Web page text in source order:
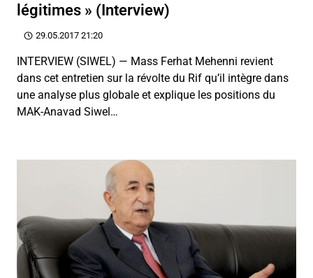
légitimes » (Interview)
29.05.2017 21:20
INTERVIEW (SIWEL) — Mass Ferhat Mehenni revient
dans cet entretien sur la révolte du Rif qu’il intègre dans
une analyse plus globale et explique les positions du
MAK-Anavad Siwel…